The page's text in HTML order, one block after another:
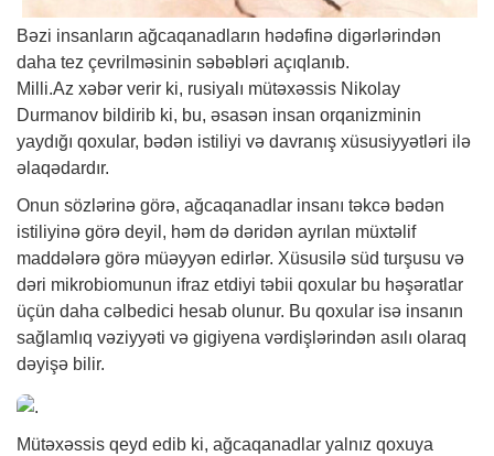
Bəzi insanların ağcaqanadların hədəfinə digərlərindən
daha tez çevrilməsinin səbəbləri açıqlanıb.
Milli.Az xəbər verir ki, rusiyalı mütəxəssis Nikolay
Durmanov bildirib ki, bu, əsasən insan orqanizminin
yaydığı qoxular, bədən istiliyi və davranış xüsusiyyətləri ilə
əlaqədardır.
Onun sözlərinə görə, ağcaqanadlar insanı təkcə bədən
istiliyinə görə deyil, həm də dəridən ayrılan müxtəlif
maddələrə görə müəyyən edirlər. Xüsusilə süd turşusu və
dəri mikrobiomunun ifraz etdiyi təbii qoxular bu həşəratlar
üçün daha cəlbedici hesab olunur. Bu qoxular isə insanın
sağlamlıq vəziyyəti və gigiyena vərdişlərindən asılı olaraq
dəyişə bilir.
Mütəxəssis qeyd edib ki, ağcaqanadlar yalnız qoxuya